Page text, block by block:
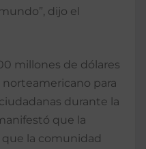
dijo el
millones de dólares
para
durante la
que la
la comunidad